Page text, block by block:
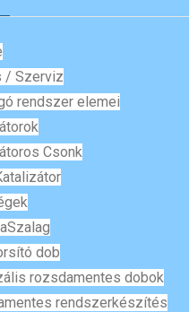
/ Szerviz
rendszer elemei
Csonk
dob
rozsdamentes dobok
rendszerkészítés